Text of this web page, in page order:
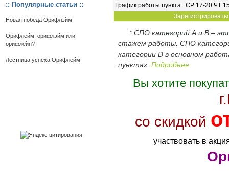
:: Популярные статьи ::
Новая победа Орифлэйм!
Орифлейм, орифлэйм или
орифлейн?
Лестница успеха Орифлейм
График работы пункта: СР 17-20 ЧТ
* СПО категорий А и В –
стажем работы. СПО
категории D в основном
пунктах. Подробнее
Вы хотите
со скидкой
участвовать в